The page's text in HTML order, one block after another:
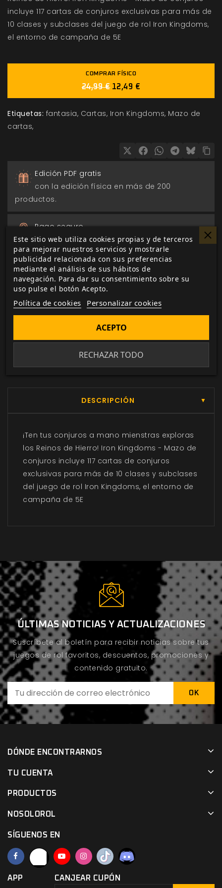
incluye 117 cartas de conjuros exclusivas para más de
10 clases y subclases del juego de rol Iron Kingdoms,
el entorno de campaña de 5E
COMPRAR FÍSICO
24,99 € 12,49 €
Etiquetas: fantasia Cartas Iron Kingdoms Mazo de
cartas
Edición PDF gratis
con la edición física en más de 200
productos.
Pago seguro
a través de Paypal, transferencia o tarjeta de
crédito.
Entrega 24/48h
para envios nacionales.
actualizada con todos los juego canjeados
o comprados.
DESCRIPCIÓN ▼
¡Ten tus conjuros a mano mienstras exploras
los Reinos de Hierro! Iron Kingdoms - Mazo de
conjuros incluye 117 cartas de conjuros
exclusivas para más de 10 clases y subclases
del juego de rol Iron Kingdoms, el entorno de
campaña de 5E
ÚLTIMAS NOTICIAS Y ACTUALIZACIONES
Suscríbete al boletín para recibir noticias sobre tus
juegos de rol favoritos, descuentos, promociones y
contenido gratuito.
DÓNDE ENCONTRARNOS
TU CUENTA
PRODUCTOS
NOSOLOROL
SÍGUENOS EN
Este sitio web utiliza cookies propias y de terceros
para mejorar nuestros servicios y mostrarle
publicidad relacionada con sus preferencias
mediante el análisis de sus hábitos de
navegación. Para dar su consentimiento sobre su
uso pulse el botón Acepto.
Política de cookies Personalizar cookies
RECHAZAR TODO
ACEPTO
APP CANJEAR CUPÓN